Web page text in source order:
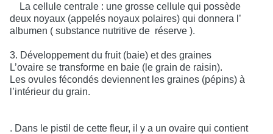
La cellule centrale : une grosse cellule qui possède
deux noyaux (appelés noyaux polaires) qui donnera l’
albumen ( substance nutritive de réserve ).
3. Développement du fruit (baie) et des graines
L’ovaire se transforme en baie (le grain de raisin).
Les ovules fécondés deviennent les graines (pépins) à
l’intérieur du grain.
. Dans le pistil de cette fleur, il y a un ovaire qui contient